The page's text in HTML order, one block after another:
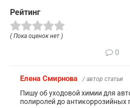
Рейтинг
( Пока оценок нет )
0
Елена Смирнова / автор статьи
Пишу об уходовой химии для
полиролей до